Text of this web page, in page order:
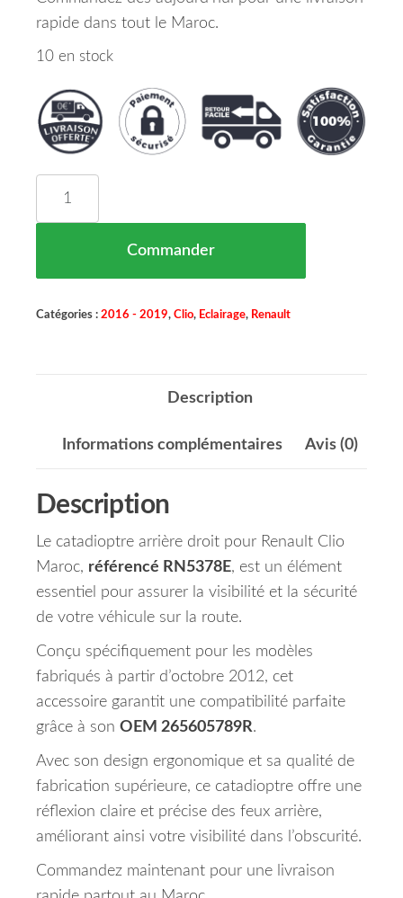
rapide dans tout le Maroc.
10 en stock
Commander
Catégories : 2016 - 2019, Clio, Eclairage, Renault
Description
Informations complémentaires Avis (0)
Description
Le catadioptre arrière droit pour Renault Clio
Maroc, référencé RN5378E, est un élément
essentiel pour assurer la visibilité et la sécurité
de votre véhicule sur la route.
Conçu spécifiquement pour les modèles
fabriqués à partir d’octobre 2012, cet
accessoire garantit une compatibilité parfaite
grâce à son OEM 265605789R.
Avec son design ergonomique et sa qualité de
fabrication supérieure, ce catadioptre offre une
réflexion claire et précise des feux arrière,
améliorant ainsi votre visibilité dans l’obscurité.
Commandez maintenant pour une livraison